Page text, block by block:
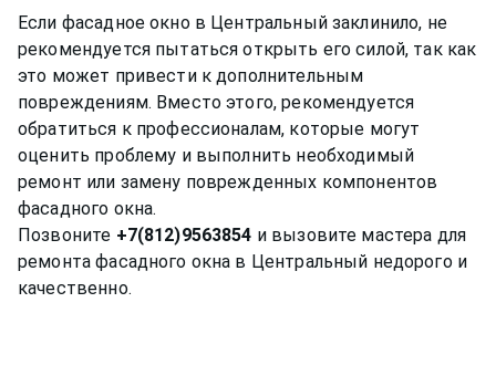
Если фасадное окно в Центральный заклинило, не
рекомендуется пытаться открыть его силой, так как
это может привести к дополнительным
повреждениям. Вместо этого, рекомендуется
обратиться к профессионалам, которые могут
оценить проблему и выполнить необходимый
ремонт или замену поврежденных компонентов
фасадного окна.
Позвоните +7(812)9563854 и вызовите мастера для
ремонта фасадного окна в Центральный недорого и